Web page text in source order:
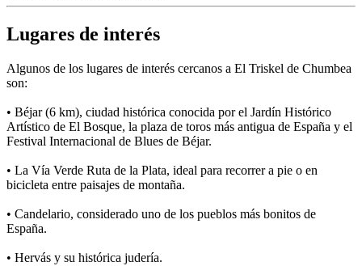
Lugares de interés
Algunos de los lugares de interés cercanos a El Triskel de Chumbea
son:
• Béjar (6 km), ciudad histórica conocida por el Jardín Histórico
Artístico de El Bosque, la plaza de toros más antigua de España y el
Festival Internacional de Blues de Béjar.
• La Vía Verde Ruta de la Plata, ideal para recorrer a pie o en
bicicleta entre paisajes de montaña.
• Candelario, considerado uno de los pueblos más bonitos de
España.
• Hervás y su histórica judería.